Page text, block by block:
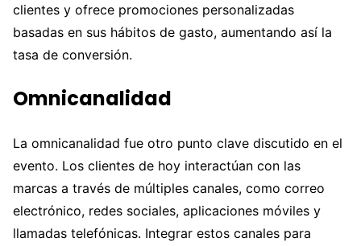
clientes y ofrece promociones personalizadas
basadas en sus hábitos de gasto, aumentando así la
tasa de conversión.
Omnicanalidad
La omnicanalidad fue otro punto clave discutido en el
evento. Los clientes de hoy interactúan con las
marcas a través de múltiples canales, como correo
electrónico, redes sociales, aplicaciones móviles y
llamadas telefónicas. Integrar estos canales para